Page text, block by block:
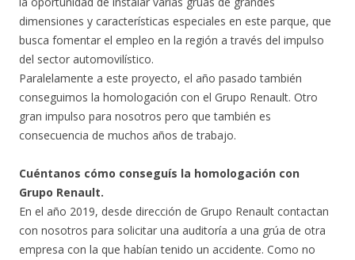
dimensiones y características especiales en este parque, que
busca fomentar el empleo en la región a través del impulso
del sector automovilístico.
Paralelamente a este proyecto, el año pasado también
conseguimos la homologación con el Grupo Renault. Otro
gran impulso para nosotros pero que también es
consecuencia de muchos años de trabajo.
Cuéntanos cómo conseguís la homologación con
Grupo Renault.
En el año 2019, desde dirección de Grupo Renault contactan
con nosotros para solicitar una auditoría a una grúa de otra
empresa con la que habían tenido un accidente. Como no